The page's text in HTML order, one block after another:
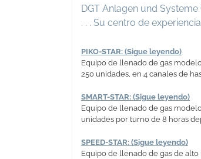
DGT Anlagen und Systeme
. . . Su centro de
PIKO-STAR: (Sigue leyendo)
Equipo de llenado de gas
250 unidades, en 4 canales de
SMART-STAR: (Sigue leyendo)
Equipo de llenado de gas
unidades por turno de 8 horas
SPEED-STAR: (Sigue leyendo)
Equipo de llenado de gas de